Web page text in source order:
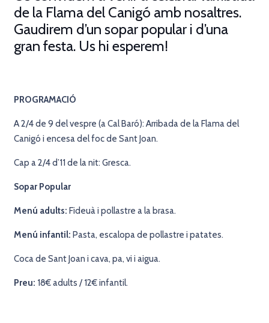
de la Flama del Canigó amb nosaltres.
Gaudirem d’un sopar popular i d’una
gran festa. Us hi esperem!
PROGRAMACIÓ
A 2/4 de 9 del vespre (a Cal Baró): Arribada de la Flama del
Canigó i encesa del foc de Sant Joan.
Cap a 2/4 d’11 de la nit: Gresca.
Sopar Popular
Menú adults: Fideuà i pollastre a la brasa.
Menú infantil: Pasta, escalopa de pollastre i patates.
Coca de Sant Joan i cava, pa, vi i aigua.
Preu: 18€ adults / 12€ infantil.